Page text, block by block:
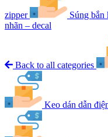
zipper Súng bắn
nhãn – decal
Back to all categories
Keo dán dẫn